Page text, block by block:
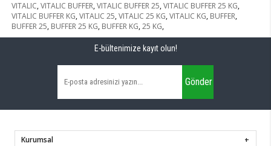
VITALIC, VITALIC BUFFER, VITALIC BUFFER 25, VITALIC BUFFER 25 KG,
VITALIC BUFFER KG, VITALIC 25, VITALIC 25 KG, VITALIC KG, BUFFER,
BUFFER 25, BUFFER 25 KG, BUFFER KG, 25 KG,
E-bültenimize kayıt olun!
Gönder
Kurumsal